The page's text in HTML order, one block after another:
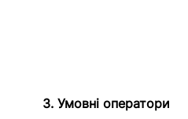
3. Умовні оператори